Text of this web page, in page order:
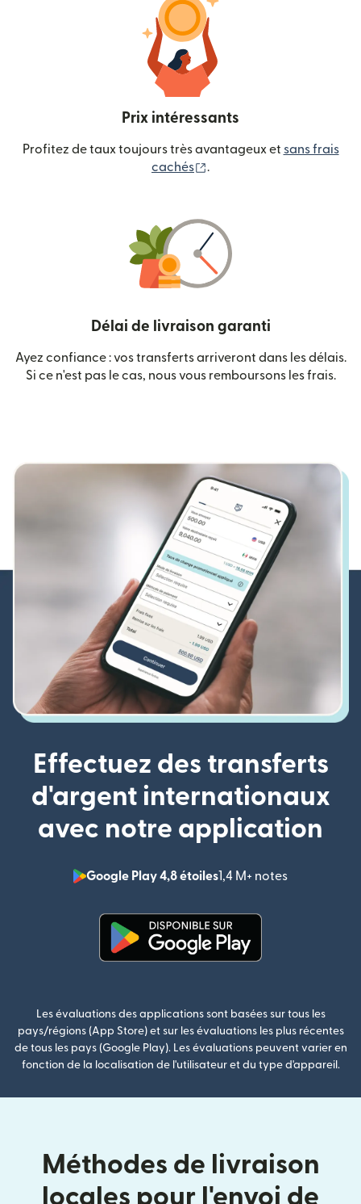
Prix intéressants
Profitez de taux toujours très avantageux et sans frais
cachés
.
Délai de livraison garanti
Ayez confiance : vos transferts arriveront dans les délais.
Si ce n'est pas le cas, nous vous remboursons les frais.
Effectuez des transferts
d'argent internationaux
avec notre application
Google Play 4,8 étoiles1,4 M+ notes
Les évaluations des applications sont basées sur tous les
pays/régions (App Store) et sur les évaluations les plus récentes
de tous les pays (Google Play). Les évaluations peuvent varier en
fonction de la localisation de l'utilisateur et du type d'appareil.
Méthodes de livraison
locales pour l'envoi de